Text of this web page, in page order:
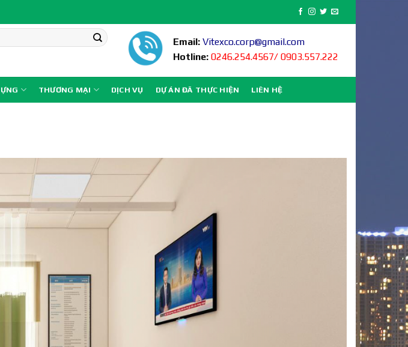
Email: Vitexco.corp@gmail.com
Hotline: 0246.254.4567/ 0903.557.222
THƯƠNG MẠI DỊCH VỤ DỰ ÁN ĐÃ THỰC HIỆN LIÊN HỆ